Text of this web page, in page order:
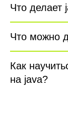
Что делает
Что можно
Как
на java?